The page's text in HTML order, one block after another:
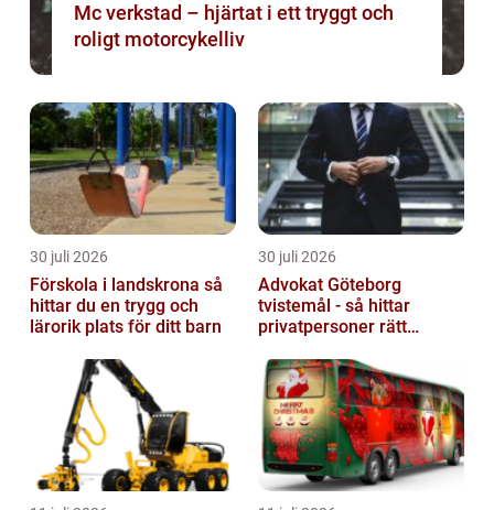
Mc verkstad – hjärtat i ett tryggt och
roligt motorcykelliv
30 juli 2026
Förskola i landskrona så
hittar du en trygg och
lärorik plats för ditt barn
30 juli 2026
Advokat Göteborg
tvistemål - så hittar
privatpersoner rätt